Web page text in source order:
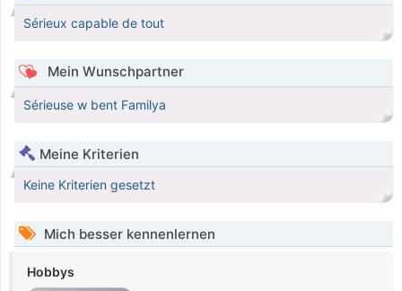
Sérieux capable de tout
Mein Wunschpartner
Sérieuse w bent Familya
Meine Kriterien
Keine Kriterien gesetzt
Mich besser kennenlernen
Hobbys